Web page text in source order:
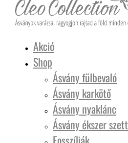
Akció
Shop
Ásvány fülbevaló
Ásvány karkötő
Ásvány nyaklánc
Ásvány ékszer szett